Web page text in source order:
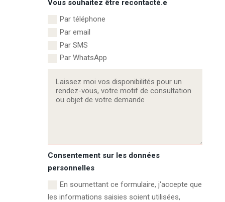
Vous souhaitez être recontacté.e
Par téléphone
Par email
Par SMS
Par WhatsApp
Consentement sur les données
personnelles
En soumettant ce formulaire, j'accepte que
les informations saisies soient utilisées,